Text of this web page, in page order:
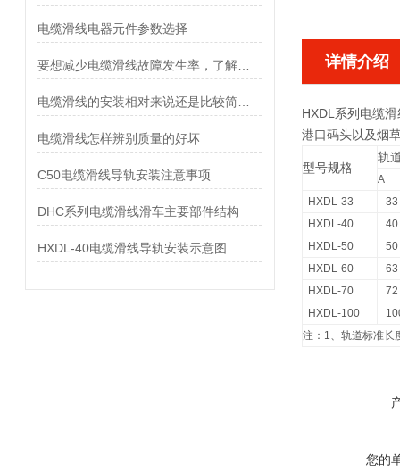
电缆滑线电器元件参数选择
电缆滑线怎样辨别质量的好坏
C50电缆滑线导轨安装注意事项
DHC系列电缆滑线滑车主要部件结构
HXDL-40电缆滑线导轨安装示意图
详情介绍
HXDL系列电缆
港口码头以及烟
型号规格
轨
A
HXDL-33
33
HXDL-40
40
HXDL-50
50
HXDL-60
63
HXDL-70
72
HXDL-100
注：1、轨道标准长
您的